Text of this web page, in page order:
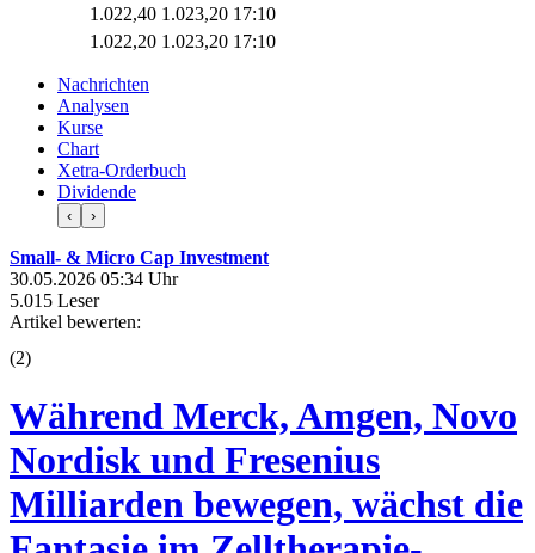
1.022,40 1.023,20 17:10
1.022,20 1.023,20 17:10
Nachrichten
Analysen
Kurse
Chart
Xetra-Orderbuch
Dividende
‹ ›
Small- & Micro Cap Investment
30.05.2026 05:34 Uhr
5.015 Leser
Artikel bewerten:
(2)
Während Merck, Amgen, Novo
Nordisk und Fresenius
Milliarden bewegen, wächst die